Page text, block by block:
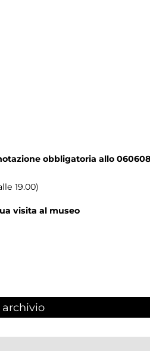
obbligatoria allo 060608
19.00)
visita al museo
archivio